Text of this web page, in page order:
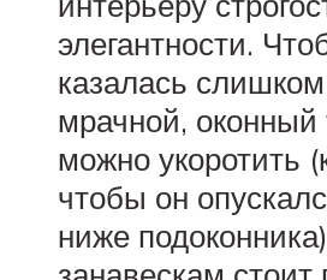
элегантности.
казалась
мрачной, оконный
можно укоротить
чтобы он
ниже